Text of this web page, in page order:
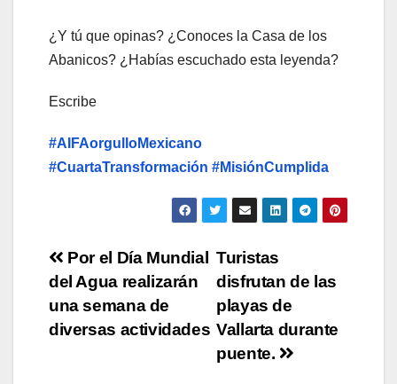
¿Y tú que opinas? ¿Conoces la Casa de los
Abanicos? ¿Habías escuchado esta leyenda?
Escribe
#AIFAorgulloMexicano
#CuartaTransformación #MisiónCumplida
Navegación
de
entradas
Turistas
disfrutan de las
playas de
Vallarta durante
puente.
Por el Día Mundial
del Agua realizarán
una semana de
diversas actividades